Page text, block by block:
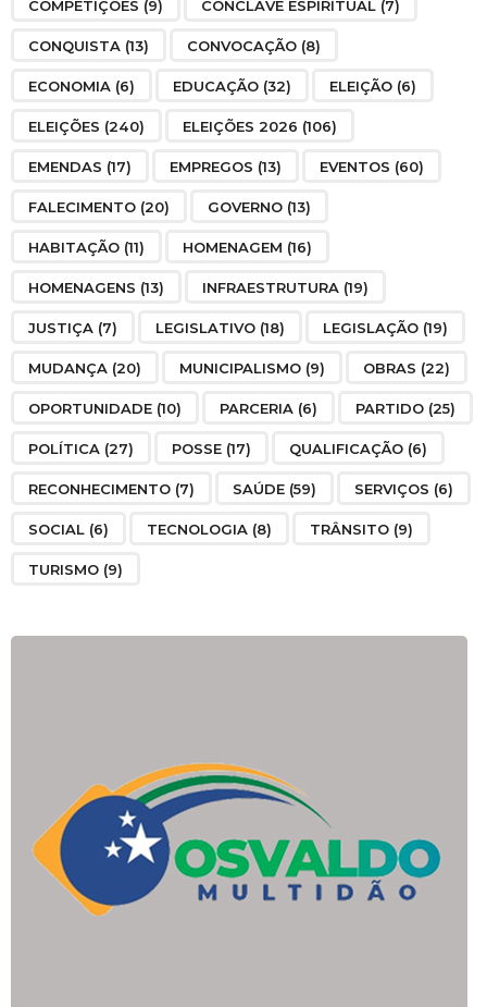
COMPETIÇÕES (9) CONCLAVE ESPIRITUAL (7)
CONQUISTA (13) CONVOCAÇÃO (8)
ECONOMIA (6) EDUCAÇÃO (32) ELEIÇÃO (6)
ELEIÇÕES (240) ELEIÇÕES 2026 (106)
EMENDAS (17) EMPREGOS (13) EVENTOS (60)
FALECIMENTO (20) GOVERNO (13)
HABITAÇÃO (11) HOMENAGEM (16)
HOMENAGENS (13) INFRAESTRUTURA (19)
JUSTIÇA (7) LEGISLATIVO (18) LEGISLAÇÃO (19)
MUDANÇA (20) MUNICIPALISMO (9) OBRAS (22)
OPORTUNIDADE (10) PARCERIA (6) PARTIDO (25)
POLÍTICA (27) POSSE (17) QUALIFICAÇÃO (6)
RECONHECIMENTO (7) SAÚDE (59) SERVIÇOS (6)
SOCIAL (6) TECNOLOGIA (8) TRÂNSITO (9)
TURISMO (9)